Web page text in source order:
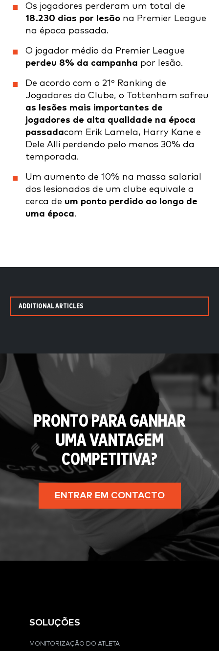
Os jogadores perderam um total de
18.230 dias por lesão na Premier League
na época passada.
O jogador médio da Premier League
perdeu 8% da campanha por lesão.
De acordo com o 21º Ranking de
Jogadores do Clube, o Tottenham sofreu
as lesões mais importantes de
jogadores de alta qualidade na época
passadacom Erik Lamela, Harry Kane e
Dele Alli perdendo pelo menos 30% da
temporada.
Um aumento de 10% na massa salarial
dos lesionados de um clube equivale a
cerca de um ponto perdido ao longo de
uma época.
ADDITIONAL ARTICLES
PRONTO PARA GANHAR
UMA VANTAGEM
COMPETITIVA?
ENTRAR EM CONTACTO
SOLUÇÕES
MONITORIZAÇÃO DO ATLETA